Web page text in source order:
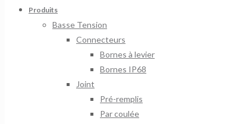
Produits
Basse Tension
Connecteurs
Bornes à levier
Bornes IP68
Joint
Pré-remplis
Par coulée